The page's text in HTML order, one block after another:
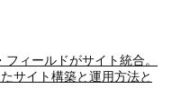
ィールドがサイト統合。
サイト構築と運用方法と